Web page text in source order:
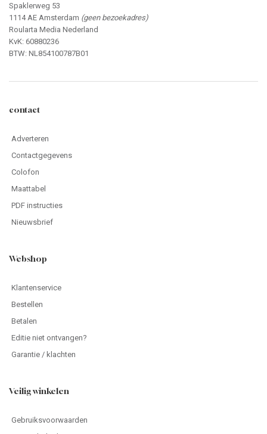
Spaklerweg 53
1114 AE Amsterdam (geen bezoekadres)
Roularta Media Nederland
KvK: 60880236
BTW: NL854100787B01
contact
Adverteren
Contactgegevens
Colofon
Maattabel
PDF instructies
Nieuwsbrief
Webshop
Klantenservice
Bestellen
Betalen
Editie niet ontvangen?
Garantie / klachten
Veilig winkelen
Gebruiksvoorwaarden